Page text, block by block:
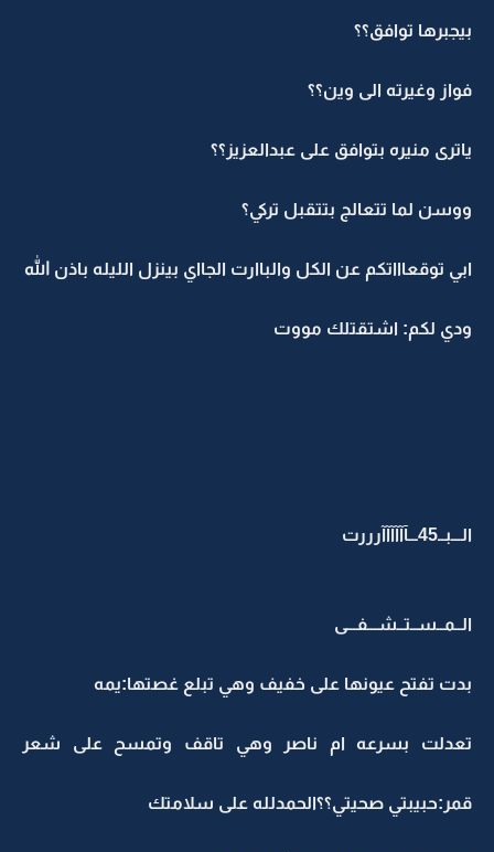
بيجبرها توافق؟؟
فواز وغيرته الى وين؟؟
ياترى منيره بتوافق على عبدالعزيز؟؟
ووسن لما تتعالج بتتقبل تركي؟
ابي توقعاااتكم عن الكل والباارت الجااي بينزل الليله باذن الله
ودي لكم: اشتقتلك مووت
الـــبــ45ـــآآآآآآرررت
الــمــســتــشـــفـــى
بدت تفتح عيونها على خفيف وهي تبلع غصتها:يمه
تعدلت بسرعه ام ناصر وهي تاقف وتمسح على شعر
قمر:حبيبتي صحيتي؟؟الحمدلله على سلامتك